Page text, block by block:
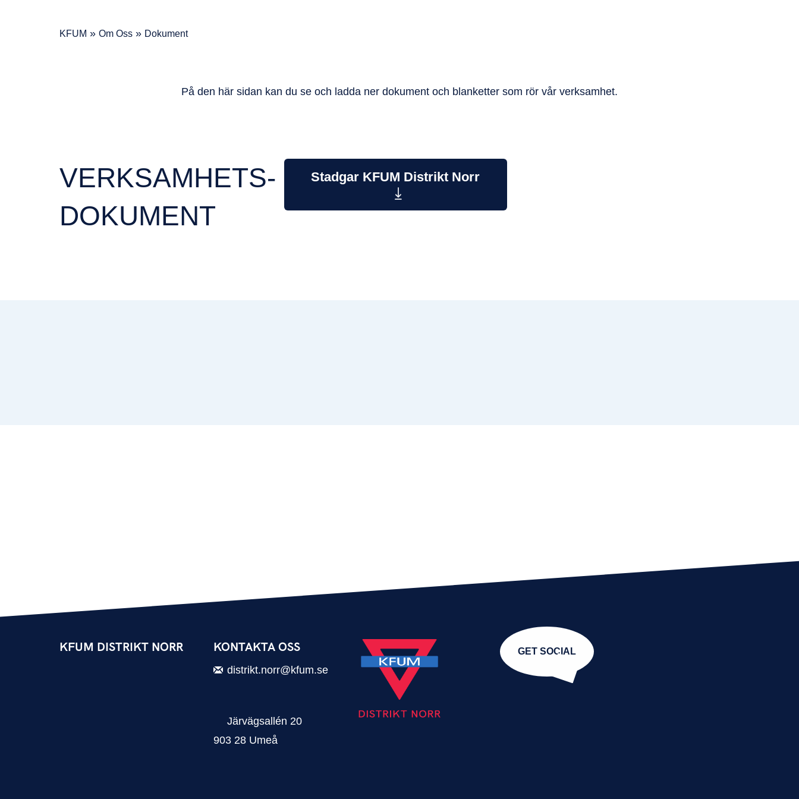
KFUM » Om Oss » Dokument
På den här sidan kan du se och ladda ner dokument och blanketter som rör vår verksamhet.
VERKSAMHETS-
DOKUMENT
Stadgar KFUM Distrikt Norr
KFUM DISTRIKT NORR KONTAKTA OSS
distrikt.norr@kfum.se
Järvägsallén 20
903 28 Umeå
GET SOCIAL